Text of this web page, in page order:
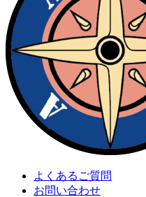
よくあるご質問
お問い合わせ